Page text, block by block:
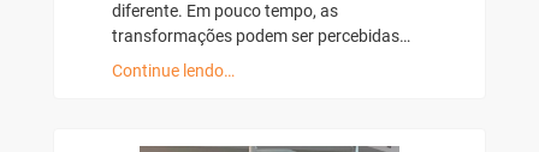
diferente. Em pouco tempo, as
transformações podem ser percebidas…
Continue lendo…